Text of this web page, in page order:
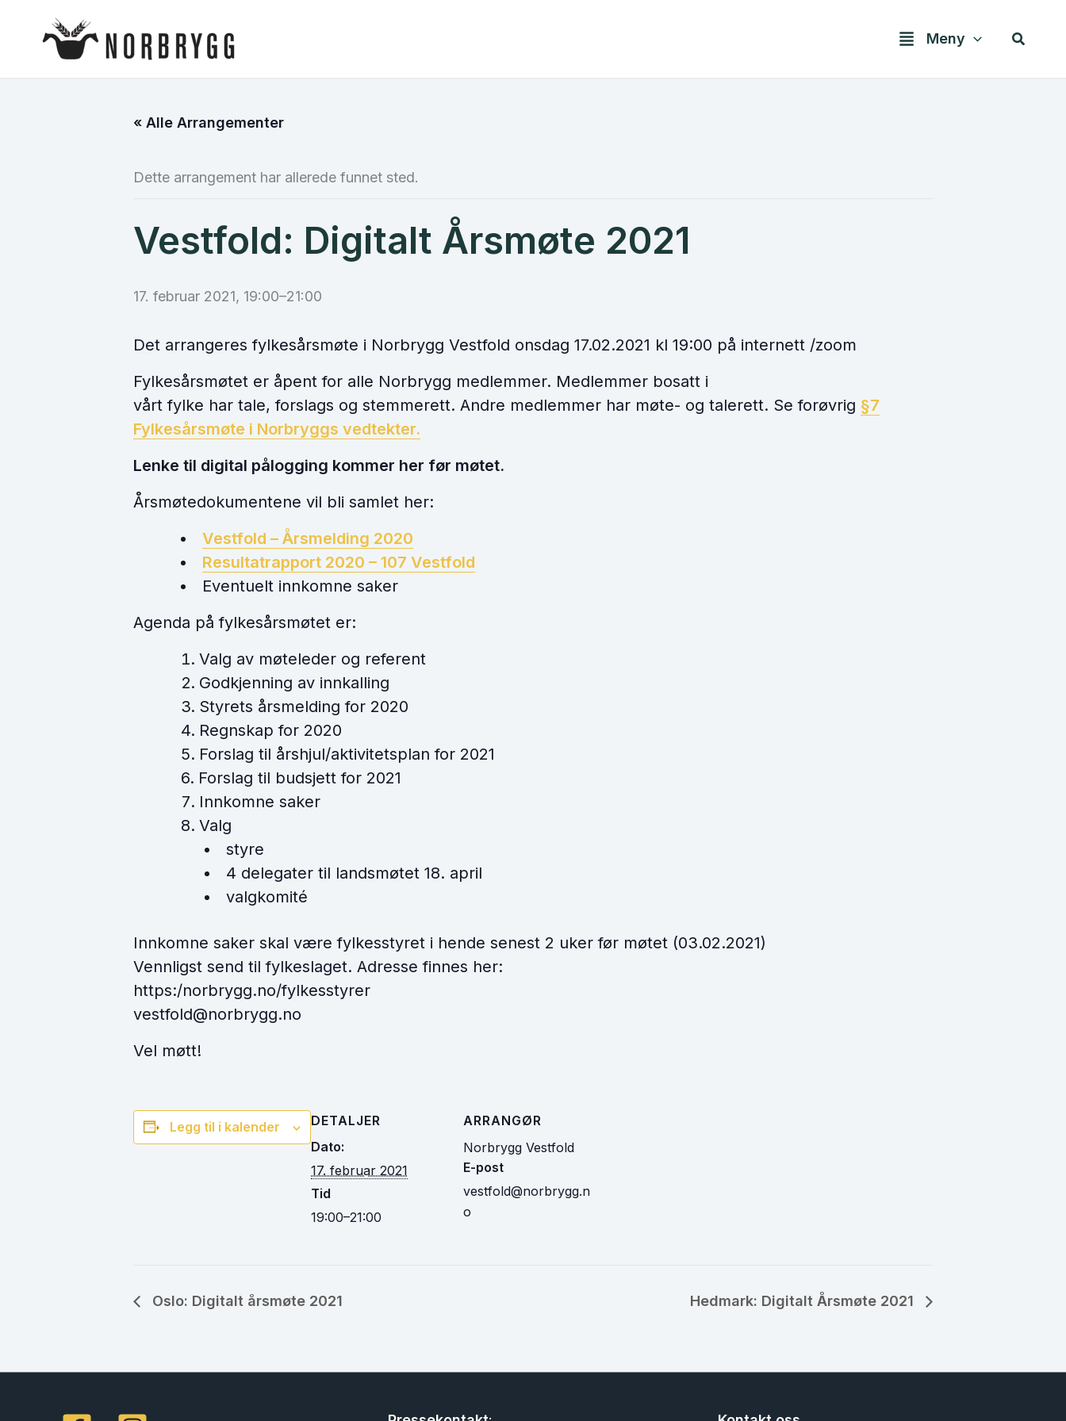
Meny Søk
« Alle Arrangementer
Dette arrangement har allerede funnet sted.
Vestfold: Digitalt Årsmøte 2021
17. februar 2021, 19:00–21:00
Det arrangeres fylkesårsmøte i Norbrygg Vestfold onsdag 17.02.2021 kl 19:00 på internett /zoom
Fylkesårsmøtet er åpent for alle Norbrygg medlemmer. Medlemmer bosatt i
vårt fylke har tale, forslags og stemmerett. Andre medlemmer har møte- og talerett. Se forøvrig §7
Fylkesårsmøte i Norbryggs vedtekter.
Lenke til digital pålogging kommer her før møtet.
Årsmøtedokumentene vil bli samlet her:
Vestfold – Årsmelding 2020
Resultatrapport 2020 – 107 Vestfold
Eventuelt innkomne saker
Agenda på fylkesårsmøtet er:
Valg av møteleder og referent
Godkjenning av innkalling
Styrets årsmelding for 2020
Regnskap for 2020
Forslag til årshjul/aktivitetsplan for 2021
Forslag til budsjett for 2021
Innkomne saker
Valg
styre
4 delegater til landsmøtet 18. april
valgkomité
Innkomne saker skal være fylkesstyret i hende senest 2 uker før møtet (03.02.2021)
Vennligst send til fylkeslaget. Adresse finnes her:
https:/norbrygg.no/fylkesstyrer
vestfold@norbrygg.no
Vel møtt!
Legg til i kalender
DETALJER
Dato:
17. februar 2021
Tid
19:00–21:00
ARRANGØR
Norbrygg Vestfold
E-post
vestfold@norbrygg.n
o
Oslo: Digitalt årsmøte 2021 Hedmark: Digitalt Årsmøte 2021